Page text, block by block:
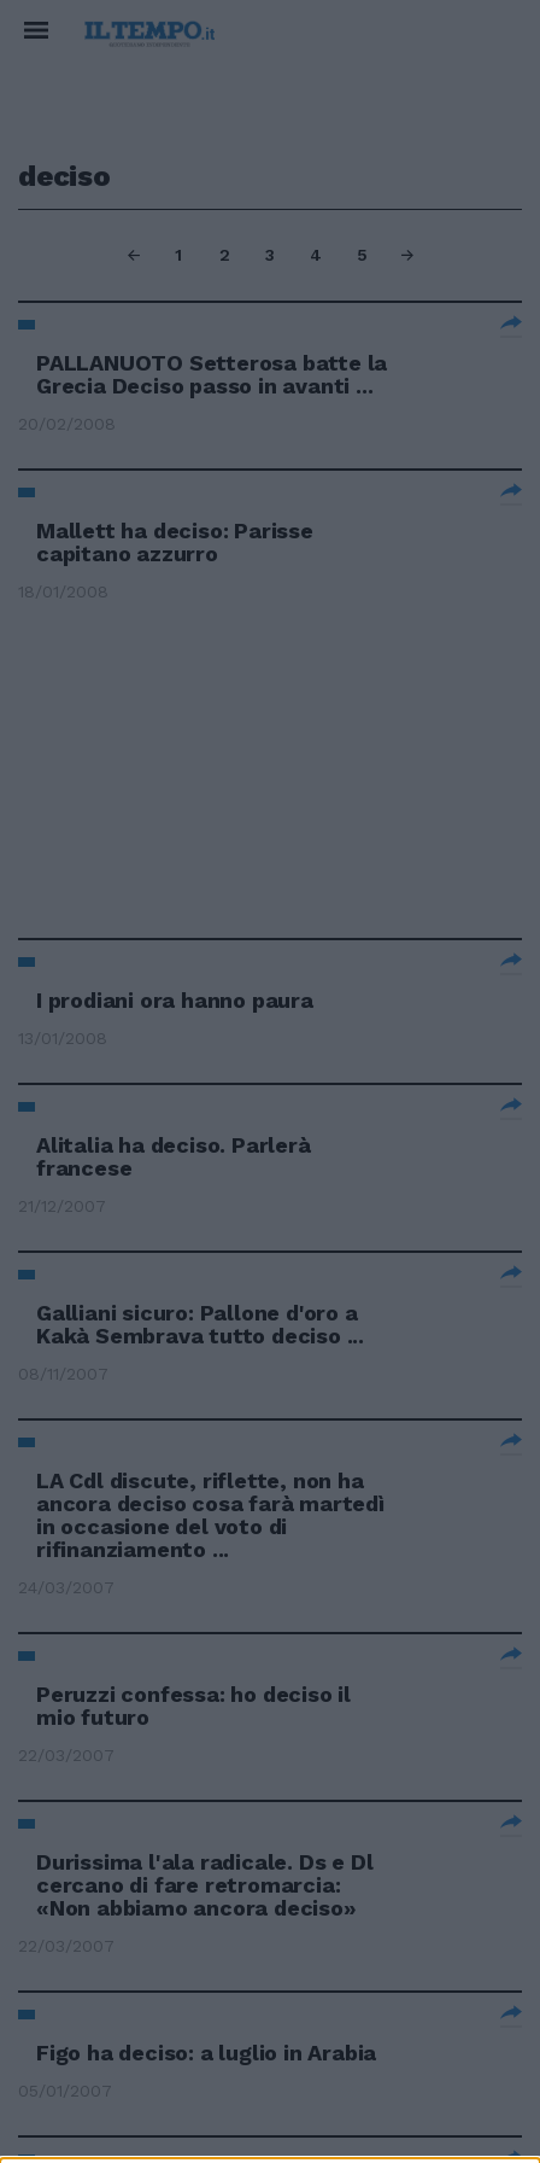
deciso
1 2 3 4 5
PALLANUOTO Setterosa batte la
Grecia Deciso passo in avanti ...
20/02/2008
Mallett ha deciso: Parisse
capitano azzurro
18/01/2008
I prodiani ora hanno paura
13/01/2008
Alitalia ha deciso. Parlerà
francese
21/12/2007
Galliani sicuro: Pallone d'oro a
Kakà Sembrava tutto deciso ...
08/11/2007
LA Cdl discute, riflette, non ha
ancora deciso cosa farà martedì
in occasione del voto di
rifinanziamento ...
24/03/2007
Peruzzi confessa: ho deciso il
mio futuro
22/03/2007
Durissima l'ala radicale. Ds e Dl
cercano di fare retromarcia:
«Non abbiamo ancora deciso»
22/03/2007
Figo ha deciso: a luglio in Arabia
05/01/2007